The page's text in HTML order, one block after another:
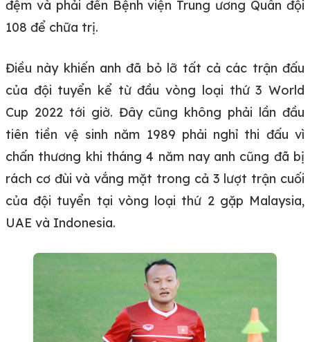
đệm và phải đến Bệnh viện Trung ương Quân đội
108 để chữa trị.
Điều này khiến anh đã bỏ lỡ tất cả các trận đấu
của đội tuyển kể từ đầu vòng loại thứ 3 World
Cup 2022 tới giờ. Đây cũng không phải lần đầu
tiên tiền vệ sinh năm 1989 phải nghỉ thi đấu vì
chấn thương khi tháng 4 năm nay anh cũng đã bị
rách cơ đùi và vắng mặt trong cả 3 lượt trận cuối
của đội tuyển tại vòng loại thứ 2 gặp Malaysia,
UAE và Indonesia.